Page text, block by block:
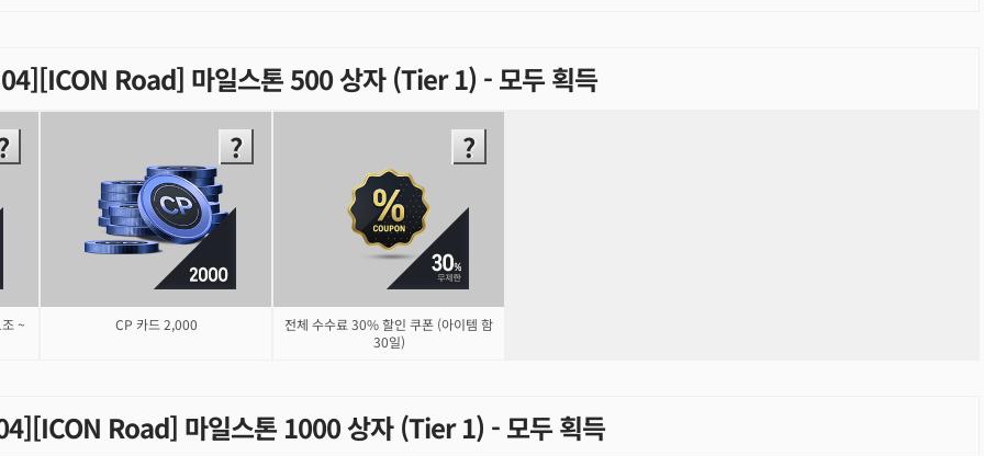
Road] 마일스톤 500 상자 (Tier 1) - 모두 획득
~ CP 카드 2,000
전체 수수료 30% 할인 쿠폰 (아이템 함
30일)
Road] 마일스톤 1000 상자 (Tier 1) - 모두 획득